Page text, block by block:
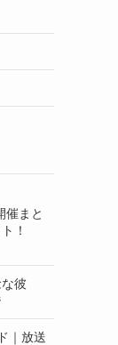
催まと
！
彼
｜放送